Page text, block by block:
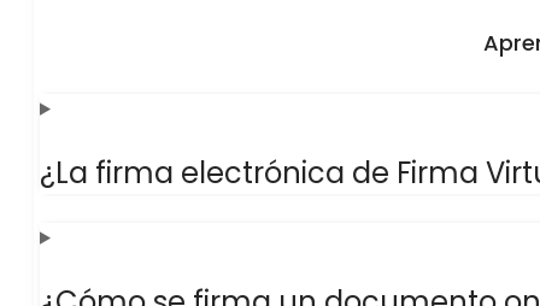
¿La firma electrónica de Firma